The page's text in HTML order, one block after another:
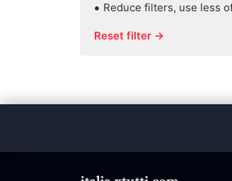
Reduce filters, use less
Reset filter →